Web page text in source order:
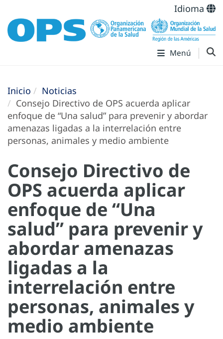
Idioma
Menú
Inicio
Noticias
Consejo Directivo de OPS acuerda aplicar
enfoque de “Una salud” para prevenir y abordar
amenazas ligadas a la interrelación entre
personas, animales y medio ambiente
Consejo Directivo de
OPS acuerda aplicar
enfoque de “Una
salud” para prevenir y
abordar amenazas
ligadas a la
interrelación entre
personas, animales y
medio ambiente